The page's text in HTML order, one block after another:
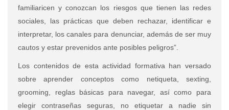
familiaricen y conozcan los riesgos que tienen las redes
sociales, las prácticas que deben rechazar, identificar e
interpretar, los canales para denunciar, además de ser muy
cautos y estar prevenidos ante posibles peligros”.
Los contenidos de esta actividad formativa han versado
sobre aprender conceptos como netiqueta, sexting,
grooming, reglas básicas para navegar, así como para
elegir contraseñas seguras, no etiquetar a nadie sin